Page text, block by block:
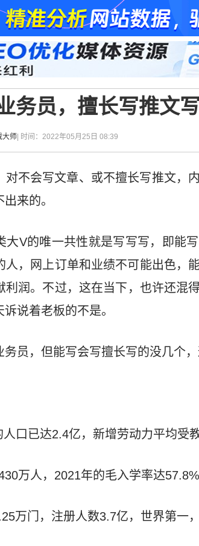
务员，擅长写推文
大师 | 时间：2022年05月25日 08:39
对不会写文章、或不擅长写推文，
来的。
大V的唯一共性就是写写写，即能
人，网上订单和业绩不可能出色，
利润。不过，这在当下，也许还混
说着老板的不是。
员，但能写会写擅长写的没几个，
口已达2.4亿，新增劳动力平均受
万人，2021年的毛入学率达
万门，注册人数3.7亿，世界第一